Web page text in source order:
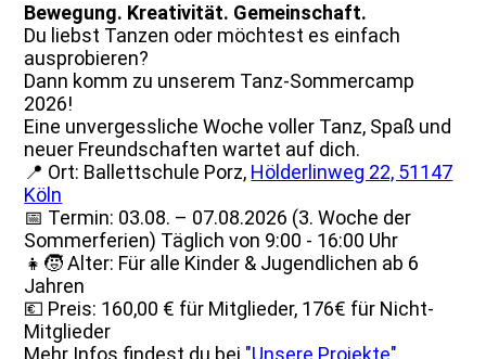
Bewegung. Kreativität. Gemeinschaft.
Du liebst Tanzen oder möchtest es einfach
ausprobieren?
Dann komm zu unserem Tanz-Sommercamp
2026!
Eine unvergessliche Woche voller Tanz, Spaß und
neuer Freundschaften wartet auf dich.
📍 Ort: Ballettschule Porz, Hölderlinweg 22, 51147
Köln
📅 Termin: 03.08. – 07.08.2026 (3. Woche der
Sommerferien) Täglich von 9:00 - 16:00 Uhr
👧🧒 Alter: Für alle Kinder & Jugendlichen ab 6
Jahren
💶 Preis: 160,00 € für Mitglieder, 176€ für Nicht-
Mitglieder